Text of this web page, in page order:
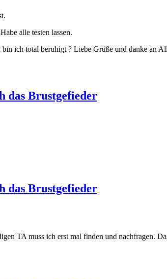
alle testen lassen.
ich total beruhigt ? Liebe Grüße und danke an
das Brustgefieder
das Brustgefieder
TA muss ich erst mal finden und nachfragen.